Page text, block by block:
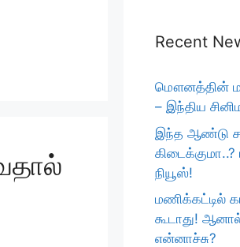
Recent
மௌனத்தின்
– இந்திய
இந்த ஆண்டு
நியூஸ்!
மணிக்கட்டில்
கூடாது!
என்னாச்சு?